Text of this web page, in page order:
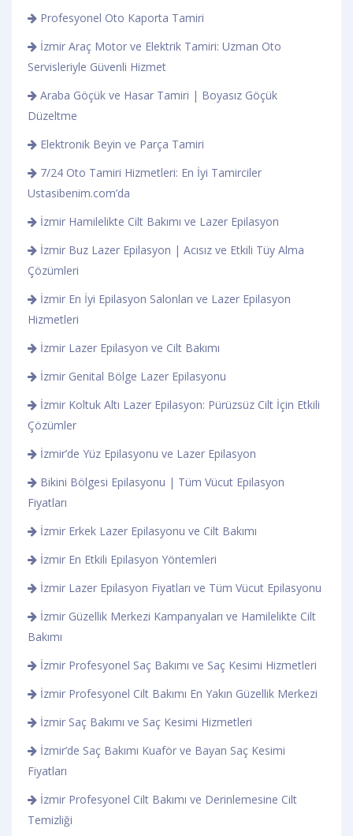
Profesyonel Oto Kaporta Tamiri
İzmir Araç Motor ve Elektrik Tamiri: Uzman Oto
Servisleriyle Güvenli Hizmet
Araba Göçük ve Hasar Tamiri | Boyasız Göçük
Düzeltme
Elektronik Beyin ve Parça Tamiri
7/24 Oto Tamiri Hizmetleri: En İyi Tamirciler
Ustasibenim.com’da
İzmir Hamilelikte Cilt Bakımı ve Lazer Epilasyon
İzmir Buz Lazer Epilasyon | Acısız ve Etkili Tüy Alma
Çözümleri
İzmir En İyi Epilasyon Salonları ve Lazer Epilasyon
Hizmetleri
İzmir Lazer Epilasyon ve Cilt Bakımı
İzmir Genital Bölge Lazer Epilasyonu
İzmir Koltuk Altı Lazer Epilasyon: Pürüzsüz Cilt İçin Etkili
Çözümler
İzmir’de Yüz Epilasyonu ve Lazer Epilasyon
Bikini Bölgesi Epilasyonu | Tüm Vücut Epilasyon
Fiyatları
İzmir Erkek Lazer Epilasyonu ve Cilt Bakımı
İzmir En Etkili Epilasyon Yöntemleri
İzmir Lazer Epilasyon Fiyatları ve Tüm Vücut Epilasyonu
İzmir Güzellik Merkezi Kampanyaları ve Hamilelikte Cilt
Bakımı
İzmir Profesyonel Saç Bakımı ve Saç Kesimi Hizmetleri
İzmir Profesyonel Cilt Bakımı En Yakın Güzellik Merkezi
İzmir Saç Bakımı ve Saç Kesimi Hizmetleri
İzmir’de Saç Bakımı Kuaför ve Bayan Saç Kesimi
Fiyatları
İzmir Profesyonel Cilt Bakımı ve Derinlemesine Cilt
Temizliği